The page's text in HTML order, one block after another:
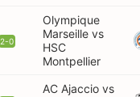
2-0
Olympique
Marseille vs
HSC
Montpellier
AC Ajaccio vs